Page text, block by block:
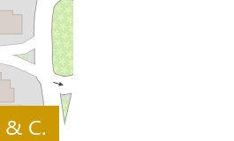
C.